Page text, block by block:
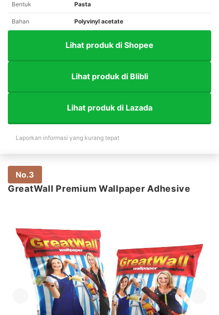
Bentuk Pasta
Bahan Polyvinyl acetate
Lihat produk di Shopee
Lihat produk di Blibli
Lihat produk di Lazada
Laporkan informasi yang kurang tepat
No.3
GreatWall Premium Wallpaper Adhesive